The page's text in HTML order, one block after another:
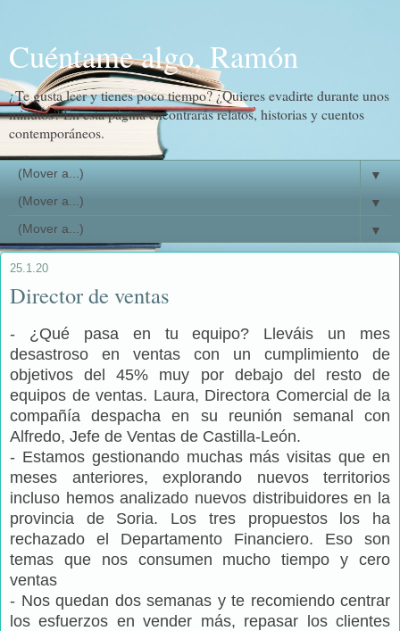
Cuéntame algo, Ramón
¿Te gusta leer y tienes poco tiempo? ¿Quieres evadirte durante unos
minutos? En esta página encontrarás relatos, historias y cuentos
contemporáneos.
▼
▼
▼
25.1.20
Director de ventas
- ¿Qué pasa en tu equipo? Lleváis un mes
desastroso en ventas con un cumplimiento de
objetivos del 45% muy por debajo del resto de
equipos de ventas. Laura, Directora Comercial de la
compañía despacha en su reunión semanal con
Alfredo, Jefe de Ventas de Castilla-León.
- Estamos gestionando muchas más visitas que en
meses anteriores, explorando nuevos territorios
incluso hemos analizado nuevos distribuidores en la
provincia de Soria. Los tres propuestos los ha
rechazado el Departamento Financiero. Eso son
temas que nos consumen mucho tiempo y cero
ventas
- Nos quedan dos semanas y te recomiendo centrar
los esfuerzos en vender más, repasar los clientes